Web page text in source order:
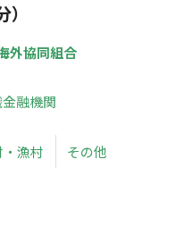
外協同組合
融機関
・漁村 その他